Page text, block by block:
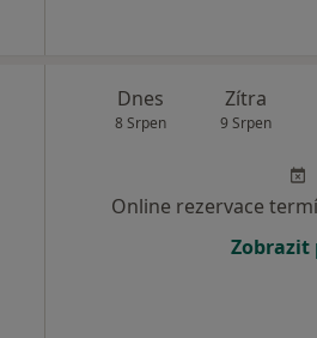
Dnes
8 Srpen
Zítra
9 Srpen
Online rezervace
Zobrazit